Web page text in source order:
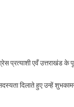
एवँ उत्तराखंड के
दिलाते हुए उन्हें